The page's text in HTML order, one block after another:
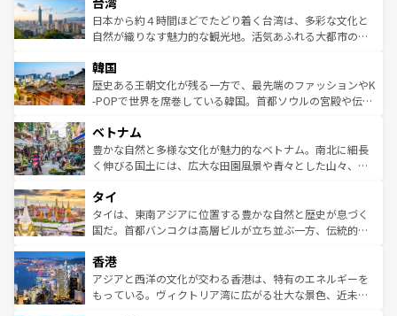
情報はコンテンツ一覧を参照してほしい。
人々、おいしいローカルフードやハワイアンミュージッ
ク、伝統的なフラダンスなど、すべてがハワイの魅力を彩
ワイを、存分に味わってほしい。 なお、新着のハワイ情報
はコンテンツ一覧を参照してほしい。
リアリーフや大陸中央部にそびえるウルル（エアーズロッ
ク）、タスマニアの美しい原生林やケアンズの熱帯雨林な
ど、見どころがたくさん。また、カフェやワイン、オージ
いる。アクティビティも充実しており、サーフィンやダイ
ビング、ハイキングなど、アウトドア好きにはたまらな
い。オーストラリアの多彩な魅力を存分に味わいつくそ
参照してほしい。
日本から約４時間ほどでたどり着く台湾は、多彩な文化と
自然が織りなす魅力的な観光地。活気あふれる大都市の台
ン）、静ひつな山岳地帯である台湾東部など、都市の喧騒
と山間の静けさが共存しており、訪れる人に新しい発見と
驚きをもたらしてくれる。また、奥深い台湾の食文化も魅
容にもいいと評判のスイーツなど、バラエティ豊かな料理
が味わえる。 なお、新着の台湾情報は コンテンツ一覧を参
照してほしい。
韓国
歴史ある王朝文化が残る一方で、最先端のファッションやK
-POPで世界を席巻している韓国。首都ソウルの宮殿や伝統
き、地方に足を延ばせば四季折々の自然美を楽しむことが
できる。そして、キムチや焼肉、絶品のストリートフード
まで、さまざまな韓国料理が待っている。夜には、韓国な
リティに包まれながら、韓国の多彩な魅力を心ゆくまで味
わってみてほしい。 なお、新着の韓国情報はコンテンツ一
覧を参照してほしい。
ベトナム
豊かな自然と多様な文化が魅力的なベトナム。南北に細長
く伸びる国土には、広大な田園風景や青々とした山々、世
急速な発展と共に伝統が息づく。ハノイの古い町並みやホ
ーチミン市のフランス統治時代の建物も、独特の雰囲気を
醸し出している。また、バラエティの豊かさとおいしさで
とつ。フォーやバインミー、ベトナムコーヒーなどは、ぜ
ひ現地で味わいたい。どの地域を訪れてもあたたかい人々
が旅行者を迎えてくれるので、きっと忘れられない旅にな
タイ
タイは、東南アジアに位置する豊かな自然と歴史が息づく
国だ。首都バンコクは高層ビルが立ち並ぶ一方、伝統的な
の活気が交差している。北部ではチェンマイなどの山岳地
帯で自然と触れ合い、南部ではプーケットやクラビの美し
いビーチでリゾート気分を楽しむことができる。タイ料理
香港
アジアと西洋の文化が交わる香港は、特有のエネルギーを
もっている。ヴィクトリア湾に広がる壮大な景色、近未来